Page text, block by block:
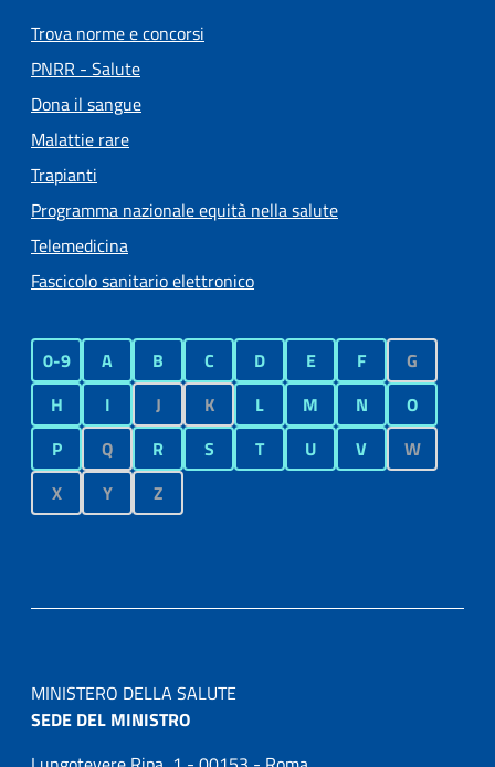
Trova norme e concorsi
PNRR - Salute
Dona il sangue
Malattie rare
Trapianti
Programma nazionale equità nella salute
Telemedicina
Fascicolo sanitario elettronico
0-9 A B C D E F
G
H
I J K L M N
O
P
Q R S T U V
W
X
Y Z
MINISTERO DELLA SALUTE
SEDE DEL MINISTRO